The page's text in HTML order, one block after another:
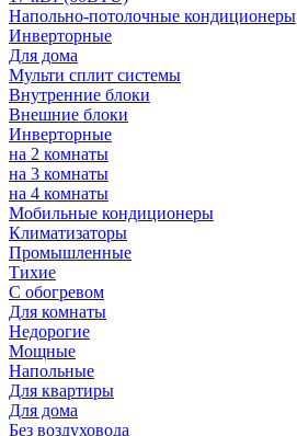
Напольно-потолочные кондиционеры
Инверторные
Для дома
Мульти сплит системы
Внутренние блоки
Внешние блоки
Инверторные
на 2 комнаты
на 3 комнаты
на 4 комнаты
Мобильные кондиционеры
Климатизаторы
Промышленные
Тихие
С обогревом
Для комнаты
Недорогие
Мощные
Напольные
Для квартиры
Для дома
Без воздуховода